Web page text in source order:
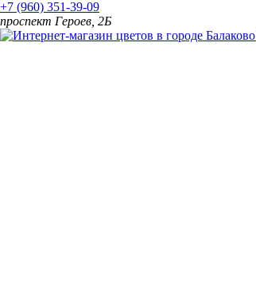
+7 (960) 351-39-09
проспект Героев, 2Б